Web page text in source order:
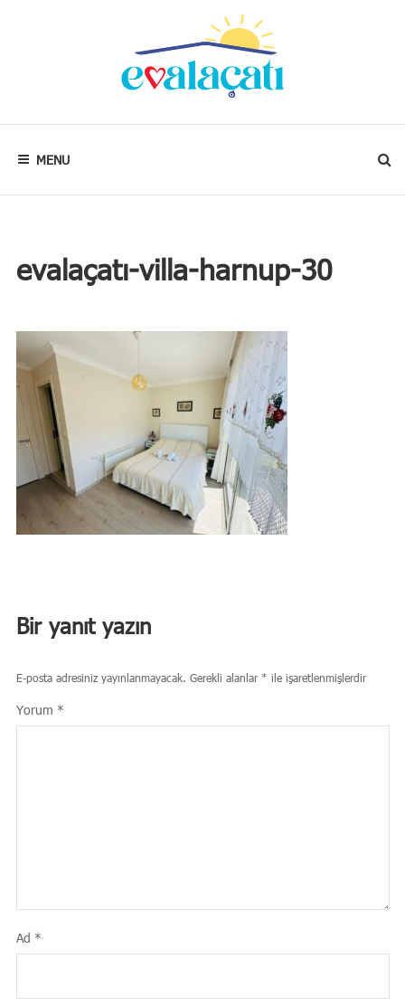
oradadır.
MENU
evalaçatı-villa-harnup-30
Bir yanıt yazın
E-posta adresiniz yayınlanmayacak. Gerekli alanlar * ile işaretlenmişlerdir
Yorum *
Ad *